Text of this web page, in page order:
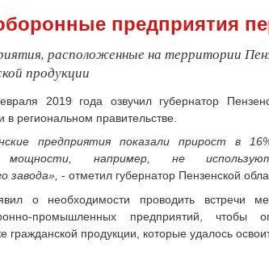
предприятия
расположенные на территории
продукции
2019 года озвучил губернатор
региональном правительстве.
предприятия показали прирост в
мощности, например, не
завода», - отметил губернатор Пензенской
о необходимости проводить встречи
промышленных предприятий, чтобы
гражданской продукции, которые удалось